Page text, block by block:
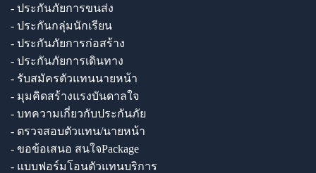
- ประกันภัยการขนส่ง
- ประกันกลุ่มนักเรียน
- ประกันภัยการก่อสร้าง
- ประกันภัยการเดินทาง
- รับสมัครตัวแทนนายหน้า
- มุมคิดสร้างแรงบันดาลใจ
- บทความเกี่ยวกับประกันภัย
- ตรวจสอบตัวแทน/นายหน้า
- ขอข้อเสนอ สนใจPackage
- แบบฟอร์มโอนตัวแทนบริการ